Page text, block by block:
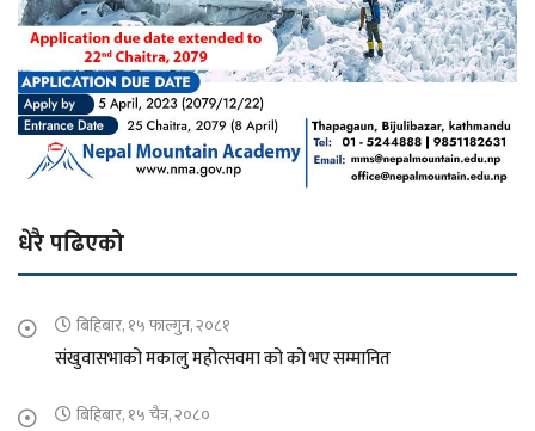
धेरै पढिएको
बिहिबार, १५ फाल्गुन, २०८१
संखुवासभाको मकालु महोत्सवमा को को भए सम्मानित
बिहिबार, १५ चैत्र, २०८०